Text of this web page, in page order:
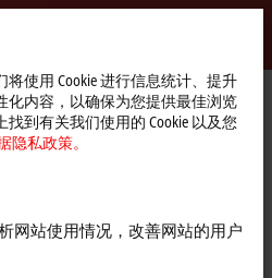
CP5xxx
Video
应用的基础 |
使用 Cookie 进行信息统计、提升
化内容，以确保为您提供最佳浏览
到有关我们使用的 Cookie 以及您
隐私政策。
网站使用情况，改善网站的用户